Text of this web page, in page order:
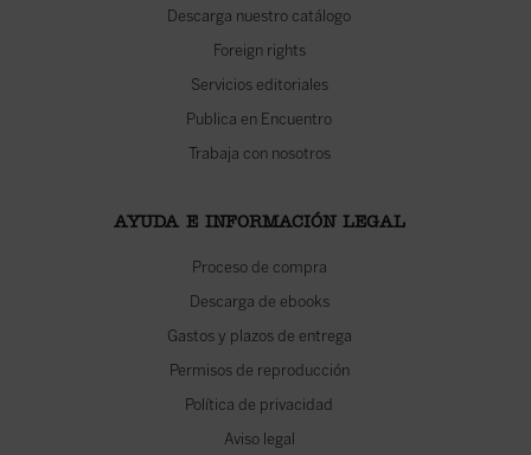
Descarga nuestro catálogo
Foreign rights
Servicios editoriales
Publica en Encuentro
Trabaja con nosotros
AYUDA E INFORMACIÓN LEGAL
Proceso de compra
Descarga de ebooks
Gastos y plazos de entrega
Permisos de reproducción
Política de privacidad
Aviso legal